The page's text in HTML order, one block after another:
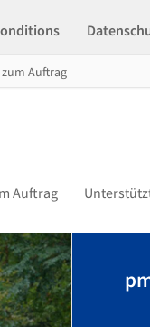
Auftrag
Auftrag